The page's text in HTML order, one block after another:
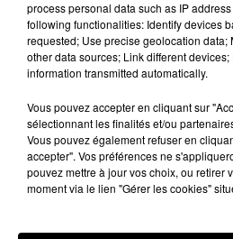
100%
100% Radio l'agenda du
25 mai 2025 - 1 min 15 sec
L'AGENDA DU TARN ET
25/05/2025 À 07H41
L'agenda du Tarn et Garonne
process personal data such as IP
following functionalities: Identify devices
requested; Use precise geolocation data;
other data sources; Link different
information transmitted automatically.
Vous pouvez accepter en cliquant sur
sélectionnant les finalités et/ou
Vous pouvez également refuser en
accepter". Vos préférences ne
pouvez mettre à jour vos choix, ou retirer
moment via le lien "Gérer les cookies"